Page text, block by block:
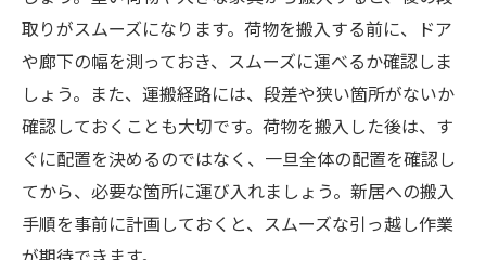
取りがスムーズになります。荷物を搬入する前に、ドア
や廊下の幅を測っておき、スムーズに運べるか確認しま
しょう。また、運搬経路には、段差や狭い箇所がないか
確認しておくことも大切です。荷物を搬入した後は、す
ぐに配置を決めるのではなく、一旦全体の配置を確認し
てから、必要な箇所に運び入れましょう。新居への搬入
手順を事前に計画しておくと、スムーズな引っ越し作業